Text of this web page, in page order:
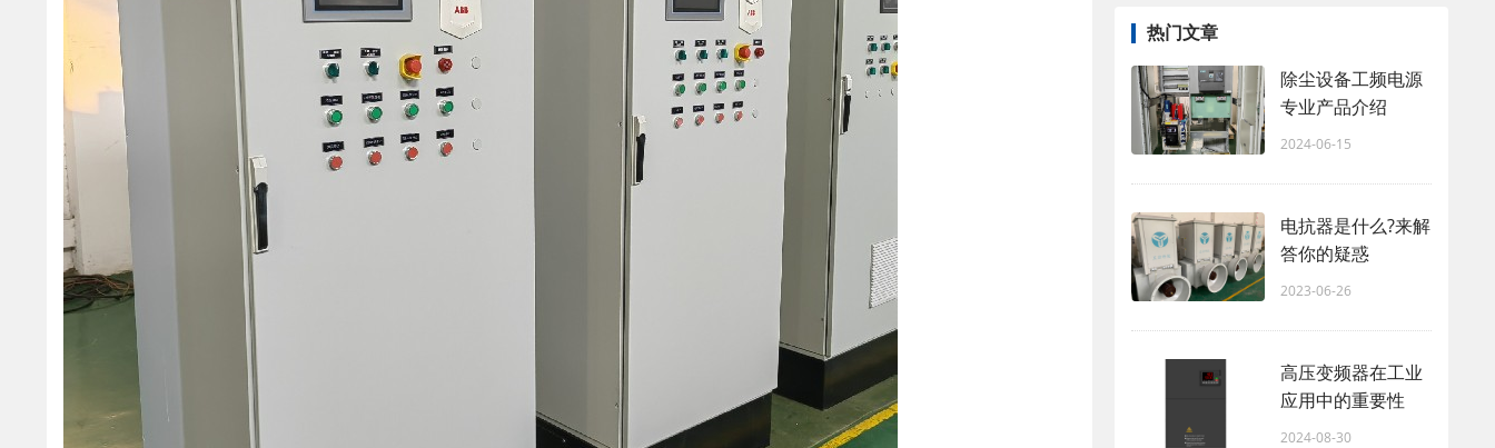
热门文章
除尘设备工频电源
专业产品介绍
2024-06-15
电抗器是什么?来解
答你的疑惑
2023-06-26
高压变频器在工业
应用中的重要性
2024-08-30